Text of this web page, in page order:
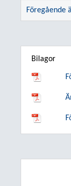
Föregående
Bilagor